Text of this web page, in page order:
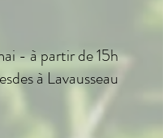
- à partir de 15h
à Lavausseau